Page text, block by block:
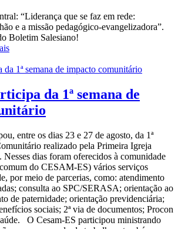
“Liderança que se faz em rede:
e a missão pedagógico-evangelizadora”.
Boletim Salesiano!
da 1ª semana de
entre os dias 23 e 27 de agosto, da 1ª
realizado pela Primeira Igreja
dias foram oferecidos à comunidade
do CESAM-ES) vários serviços
por meio de parcerias, como: atendimento
consulta ao SPC/SERASA; orientação ao
de paternidade; orientação previdenciária;
sociais; 2ª via de documentos; Procon
O Cesam-ES participou ministrando